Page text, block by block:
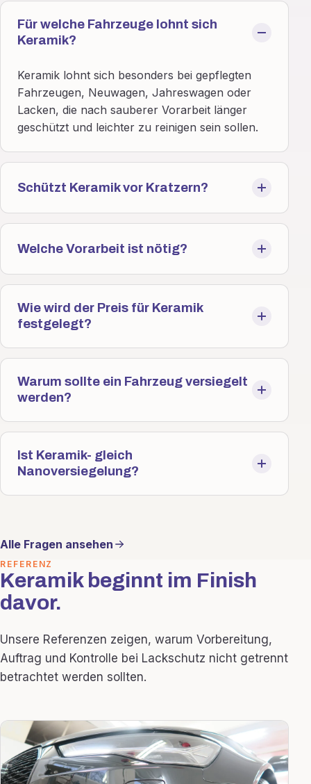
Für welche Fahrzeuge lohnt sich
Keramik?
Keramik lohnt sich besonders bei gepflegten
Fahrzeugen, Neuwagen, Jahreswagen oder
Lacken, die nach sauberer Vorarbeit länger
geschützt und leichter zu reinigen sein sollen.
Schützt Keramik vor Kratzern?
Welche Vorarbeit ist nötig?
Wie wird der Preis für Keramik
festgelegt?
Warum sollte ein Fahrzeug versiegelt
werden?
Ist Keramik- gleich
Nanoversiegelung?
Alle Fragen ansehen
REFERENZ
Keramik beginnt im Finish
davor.
Unsere Referenzen zeigen, warum Vorbereitung,
Auftrag und Kontrolle bei Lackschutz nicht getrennt
betrachtet werden sollten.